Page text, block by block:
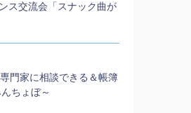
ス交流会「スナック曲が
門家に相談できる＆帳簿
ちょぼ～